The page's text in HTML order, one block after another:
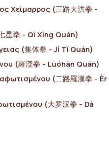
Χείμαρρος (三路大洪拳 -
星拳 - Qī Xīng Quán)
(集体拳 - Jí Tǐ Quán)
(羅漢拳 - Luóhàn Quán)
(二路羅漢拳 - Èr
(大罗汉拳 - Dà